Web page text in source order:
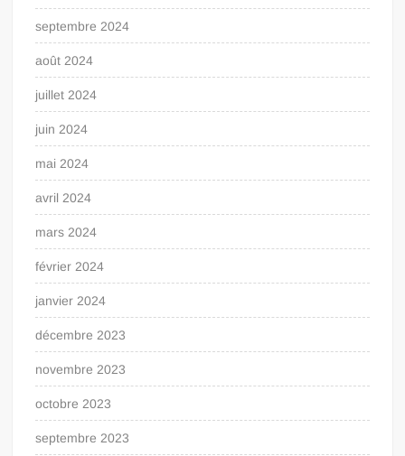
septembre 2024
août 2024
juillet 2024
juin 2024
mai 2024
avril 2024
mars 2024
février 2024
janvier 2024
décembre 2023
novembre 2023
octobre 2023
septembre 2023